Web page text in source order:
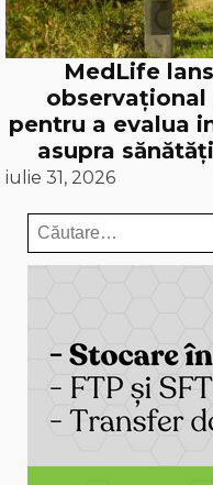
MedLife
observațional
pentru a evalua
asupra
iulie 31, 2026
Caută
după: